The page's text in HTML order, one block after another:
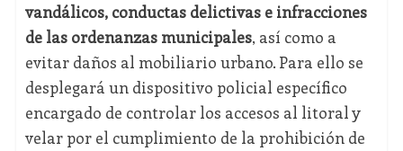
vandálicos, conductas delictivas e infracciones
de las ordenanzas municipales, así como a
evitar daños al mobiliario urbano. Para ello se
desplegará un dispositivo policial específico
encargado de controlar los accesos al litoral y
velar por el cumplimiento de la prohibición de